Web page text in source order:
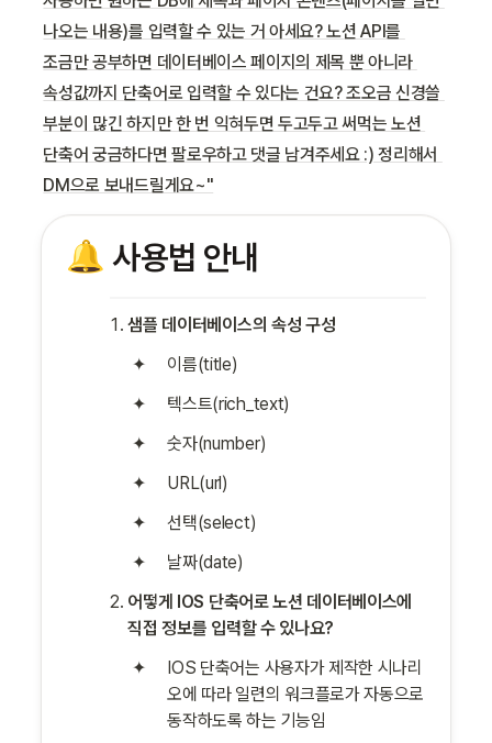
나오는 내용)를 입력할 수 있는 거 아세요? 노션 API를
조금만 공부하면 데이터베이스 페이지의 제목 뿐 아니라
속성값까지 단축어로 입력할 수 있다는 건요? 조오금 신경쓸
부분이 많긴 하지만 한 번 익혀두면 두고두고 써먹는 노션
단축어 궁금하다면 팔로우하고 댓글 남겨주세요 :) 정리해서
DM으로 보내드릴게요~"
🔔 사용법 안내
샘플 데이터베이스의 속성 구성
이름(title)
텍스트(rich_text)
숫자(number)
URL(url)
선택(select)
날짜(date)
어떻게 IOS 단축어로 노션 데이터베이스에
직접 정보를 입력할 수 있나요?
IOS 단축어는 사용자가 제작한 시나리
오에 따라 일련의 워크플로가 자동으로
동작하도록 하는 기능임